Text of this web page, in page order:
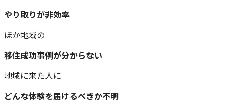
やり取りが非効率
ほか地域の
移住成功事例が分からない
地域に来た人に
どんな体験を届けるべきか不明